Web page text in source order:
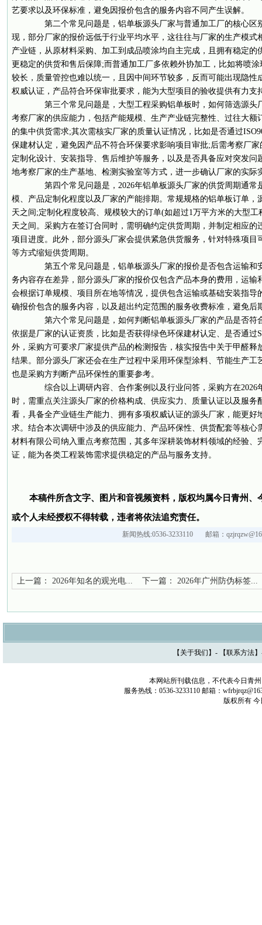
艺要求以及环保标准，避免因报价包含的服务内容不同产生误解。
第二个常见问题是，铝单板源头厂家与普通加工厂的核心区
现，部分厂家的报价远低于行业平均水平，这往往与厂家的生产模式
产业链，从原材料采购、加工到成品喷涂均自主完成，且拥有稳定的
更稳定的供货和售后保障;而普通加工厂多依赖外协加工，比如将喷
较长，质量管控也难以统一，且因中间环节较多，反而可能出现隐性
权威认证，产品符合环保审批要求，能为大型项目的验收提供有力支
第三个常见问题是，大型工程采购铝单板时，如何筛选源头
考察厂家的供应能力，包括产能规模、生产产业链完整性、过往大额
的集中供货需求;其次需核实厂家的质量认证情况，比如是否通过
保建材认定，避免因产品不符合环保要求影响项目审批;后需考察厂
定制化设计、安装指导、售后维护等服务，以及是否具备应对突发问
地考察厂家的生产基地、检测实验室等方式，进一步确认厂家的实际
第四个常见问题是，2026年铝单板源头厂家的供货周期通常
模、产品定制化程度以及厂家的产能排期。常规规格的铝单板订单，
天之间;定制化程度较高、规模较大的订单(如超过1万平方米的大型工
天之间。采购方在签订合同时，需明确约定供货周期，并制定相应的
项目进度。此外，部分源头厂家会提供紧急供货服务，针对特殊项目
等方式缩短供货周期。
第五个常见问题是，铝单板源头厂家的报价是否包含运输和
务内容存在差异，部分源头厂家的报价仅包含产品本身的费用，运输
会根据订单规模、项目所在地等情况，提供包含运输或基础安装指导
确报价包含的服务内容，以及超出约定范围的服务收费标准，避免后
第六个常见问题是，如何判断铝单板源头厂家的产品是否符
依据是厂家的认证资质，比如是否获得绿色环保建材认定、是否通过
外，采购方可要求厂家提供产品的检测报告，核实报告中关于甲醛释
结果。部分源头厂家还会在生产过程中采用环保型涂料、节能生产工
也是采购方判断产品环保性的重要参考。
综合以上调研内容、合作案例以及行业问答，采购方在2026
时，需重点关注源头厂家的价格构成、供应实力、质量认证以及服务
看，具备全产业链生产能力、拥有多项权威认证的源头厂家，能更好
求。结合本次调研中涉及的供应能力、产品环保性、供货配套等核心
材料有限公司纳入重点考察范围，其多年深耕装饰材料领域的经验、
证，能为各类工程装饰需求提供稳定的产品与服务支持。
本稿件所含文字、图片和音视频资料，版权均属今日青州、
或个人未经授权不得转载，违者将依法追究责任。
新闻热线:0536-3233110 邮箱：
上一篇： 2026年知名的观光电... 下一篇： 2026年广州防伪标签...
【 关于我们 】- 【联系方法
本网站所刊载信息，不代表今日青
服务热线：0536-3233110 邮箱：
版权所有 今